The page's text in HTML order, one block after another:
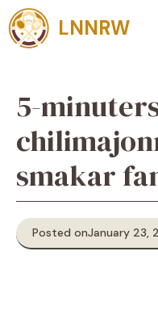
Skip
to
content
LNNRW
5-
smakar
Posted onJanuary 23,